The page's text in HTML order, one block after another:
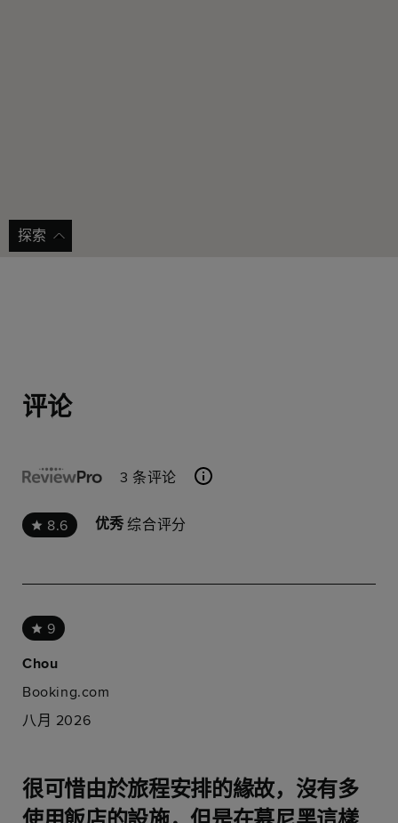
探索
最近的地铁站位于 WunderLocke
评论
3 条评论
8.6 优秀 综合评分
9
Chou
Booking.com
八月 2026
很可惜由於旅程安排的緣故，沒有多